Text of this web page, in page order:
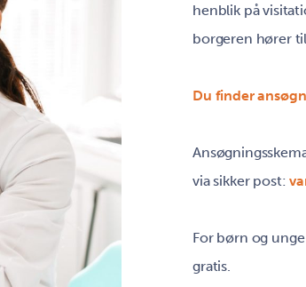
henblik på
borgeren hører
Du finder
via sikker post:
For børn og
gratis.